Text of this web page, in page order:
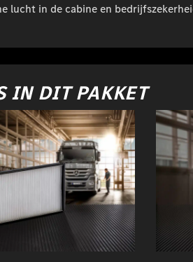
lucht in de cabine en
IN DIT PAKKET